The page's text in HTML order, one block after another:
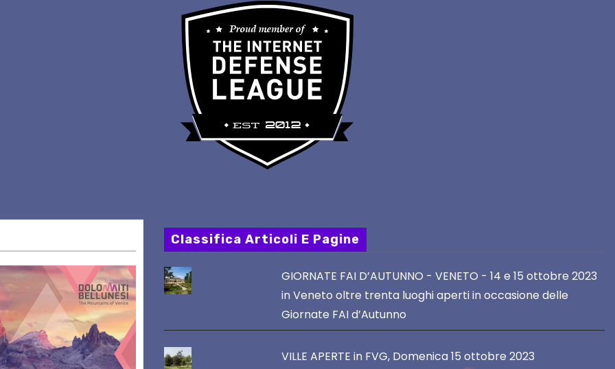
Classifica Articoli E Pagine
GIORNATE FAI D’AUTUNNO - VENETO - 14 e 15 ottobre 2023
in Veneto oltre trenta luoghi aperti in occasione delle
Giornate FAI d’Autunno
VILLE APERTE in FVG, Domenica 15 ottobre 2023